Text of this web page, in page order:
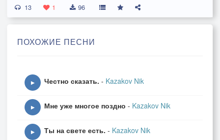
13 1 96
ПОХОЖИЕ ПЕСНИ
▶ Честно сказать. - Kazakov Nik
▶ Мне уже многое поздно - Kazakov Nik
▶ Ты на свете есть. - Kazakov Nik